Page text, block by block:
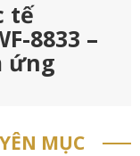
tế
8833 –
ứng
MỤC